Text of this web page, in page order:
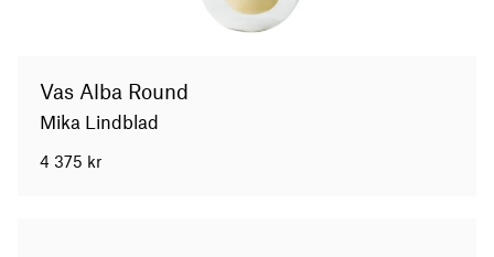
Vas Alba Round
Mika Lindblad
4 375 kr